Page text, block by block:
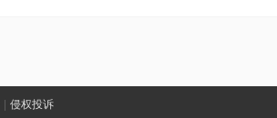
侵权投诉